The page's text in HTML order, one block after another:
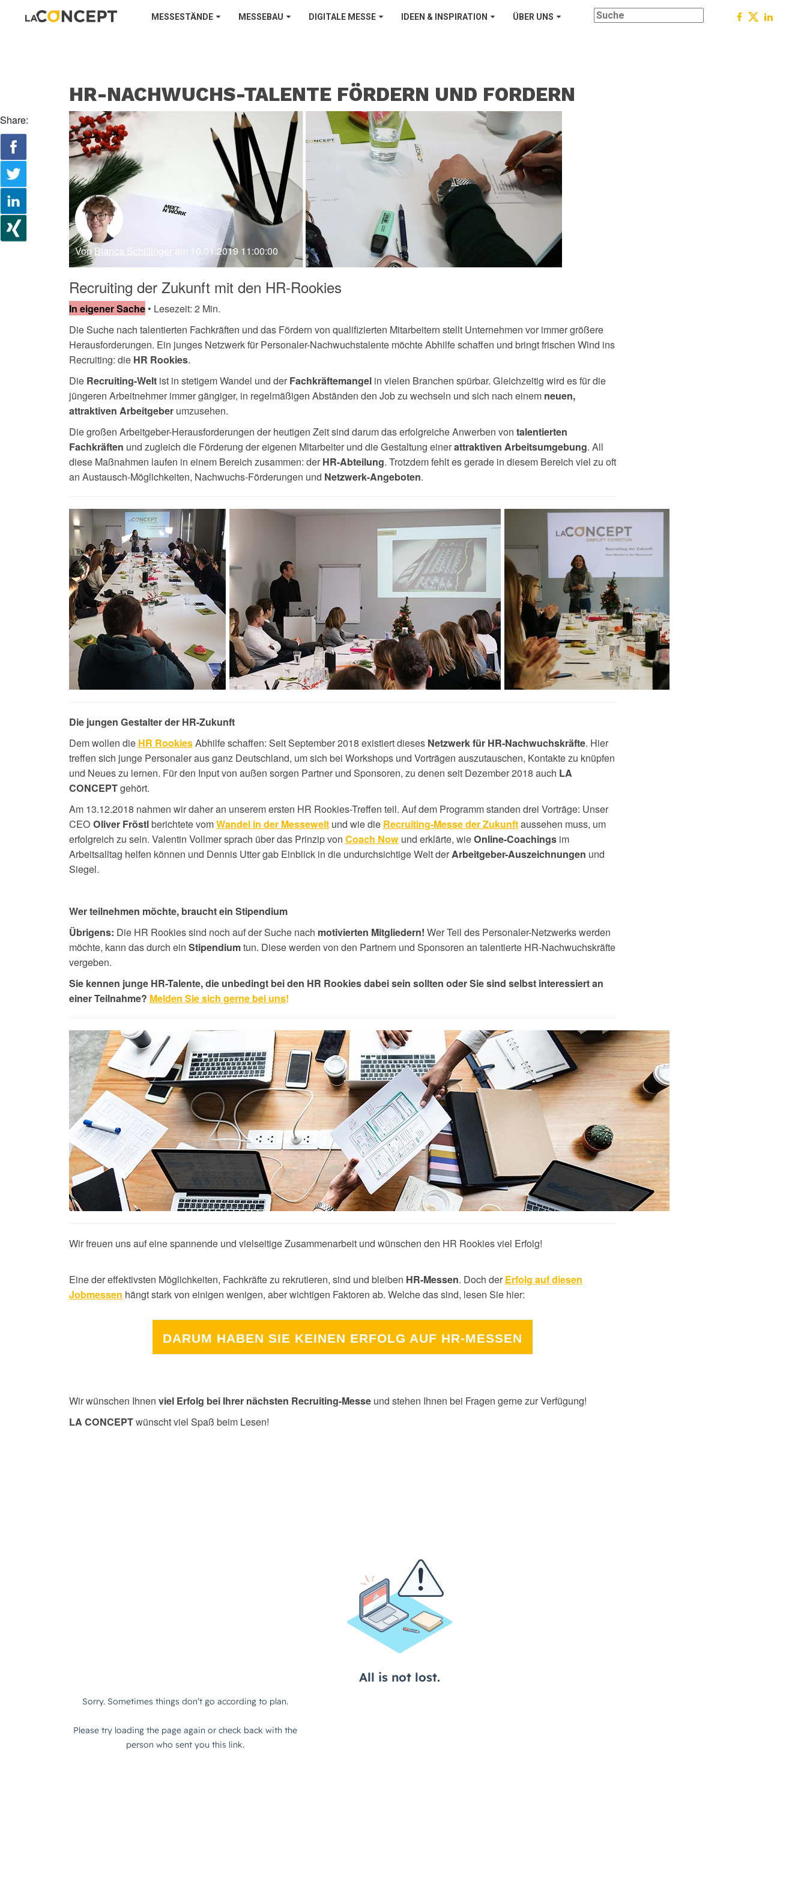
MESSESTÄNDE MESSEBAU DIGITALE MESSE IDEEN & INSPIRATION ÜBER UNS
Share:
HR-NACHWUCHS-TALENTE FÖRDERN UND FORDERN
Von Bianca Schillingeram 10.01.2019 11:00:00
Recruiting der Zukunft mit den HR-Rookies
In eigener Sache • Lesezeit: 2 Min.
Die Suche nach talentierten Fachkräften und das Fördern von qualifizierten Mitarbeitern stellt Unternehmen vor immer größere
Herausforderungen. Ein junges Netzwerk für Personaler-Nachwuchstalente möchte Abhilfe schaffen und bringt frischen Wind ins
Recruiting: die HR Rookies.
Die Recruiting-Weltist in stetigem Wandel und derFachkräftemangelin vielen Branchen spürbar. Gleichzeitig wird es für die
jüngeren Arbeitnehmer immer gängiger, in regelmäßigen Abständen den Job zu wechseln und sich nach einem neuen,
attraktiven Arbeitgeberumzusehen.
Die großen Arbeitgeber-Herausforderungen der heutigen Zeit sind darum das erfolgreiche Anwerben von talentierten
Fachkräften und zugleich die Förderung der eigenen Mitarbeiter und die Gestaltung einerattraktiven Arbeitsumgebung. All
diese Maßnahmen laufen in einem Bereich zusammen: derHR-Abteilung. Trotzdem fehlt es gerade in diesem Bereich viel zu oft
an Austausch-Möglichkeiten, Nachwuchs-Förderungen und Netzwerk-Angeboten.
Die jungen Gestalter der HR-Zukunft
Dem wollen die HR RookiesAbhilfe schaffen: Seit September 2018 existiert dieses Netzwerk für HR-Nachwuchskräfte. Hier
treffen sich junge Personaler aus ganz Deutschland, um sich bei Workshops und Vorträgen auszutauschen, Kontakte zu knüpfen
und Neues zu lernen. Für den Input von außen sorgen Partner und Sponsoren, zu denen seit Dezember 2018 auch LA
CONCEPTgehört.
Am 13.12.2018 nahmen wir daher an unserem ersten HR Rookies-Treffen teil. Auf dem Programm standen drei Vorträge: Unser
CEO Oliver Fröstlberichtete vomWandel in der Messeweltund wie die Recruiting-Messe der Zukunftaussehen muss, um
erfolgreich zu sein. Valentin Vollmer sprach über das Prinzip von Coach Nowund erklärte, wieOnline-Coachingsim
Arbeitsalltag helfen können und Dennis Utter gab Einblick in die undurchsichtige Welt derArbeitgeber-Auszeichnungen und
Siegel.
Wer teilnehmen möchte, braucht ein Stipendium
Übrigens: Die HR Rookies sind noch auf der Suche nach motivierten Mitgliedern! Wer Teil des Personaler-Netzwerks werden
möchte, kann das durch ein Stipendiumtun. Diese werden von den Partnern und Sponsoren an talentierte HR-Nachwuchskräfte
vergeben.
Sie kennen junge HR-Talente, die unbedingt bei den HR Rookies dabei sein sollten oder Sie sind selbst interessiert an
einer Teilnahme? Melden Sie sich gerne bei uns!
Wir freuen uns auf eine spannende und vielseitige Zusammenarbeit und wünschen den HR Rookies viel Erfolg!
Eine der effektivsten Möglichkeiten, Fachkräfte zu rekrutieren, sind und bleiben HR-Messen. Doch derErfolg auf diesen
Jobmessen hängt stark von einigen wenigen, aber wichtigen Faktoren ab. Welche das sind, lesen Sie hier:
DARUM HABEN SIE KEINEN ERFOLG AUF HR-MESSEN
Wir wünschen Ihnen viel Erfolg bei Ihrer nächsten Recruiting-Messeund stehen Ihnen bei Fragen gerne zur Verfügung!
LA CONCEPTwünscht viel Spaß beim Lesen!